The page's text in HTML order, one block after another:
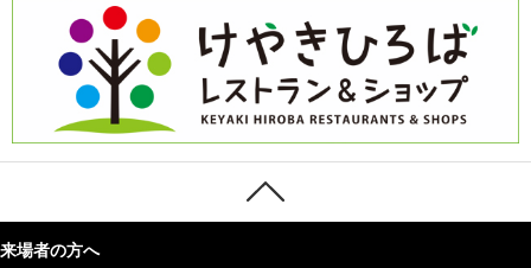
来場者の方へ